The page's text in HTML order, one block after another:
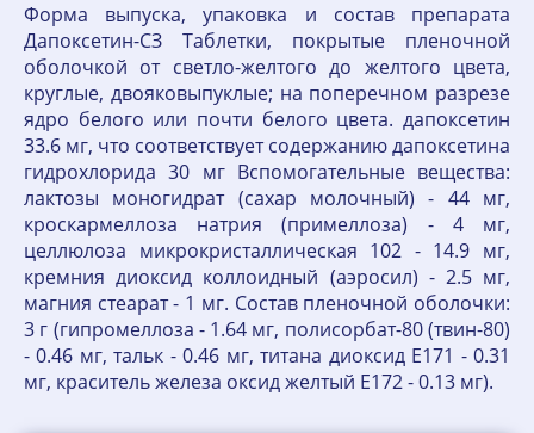
Форма выпуска, упаковка и состав препарата
Дапоксетин-СЗ Таблетки, покрытые пленочной
оболочкой от светло-желтого до желтого цвета,
круглые, двояковыпуклые; на поперечном разрезе
ядро белого или почти белого цвета. дапоксетин
33.6 мг, что соответствует содержанию дапоксетина
гидрохлорида 30 мг Вспомогательные вещества:
лактозы моногидрат (сахар молочный) - 44 мг,
кроскармеллоза натрия (примеллоза) - 4 мг,
целлюлоза микрокристаллическая 102 - 14.9 мг,
кремния диоксид коллоидный (аэросил) - 2.5 мг,
магния стеарат - 1 мг. Состав пленочной оболочки:
3 г (гипромеллоза - 1.64 мг, полисорбат-80 (твин-80)
- 0.46 мг, тальк - 0.46 мг, титана диоксид Е171 - 0.31
мг, краситель железа оксид желтый Е172 - 0.13 мг).